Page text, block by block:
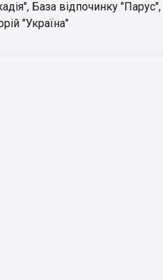
, База відпочинку "Парус",
"Україна"